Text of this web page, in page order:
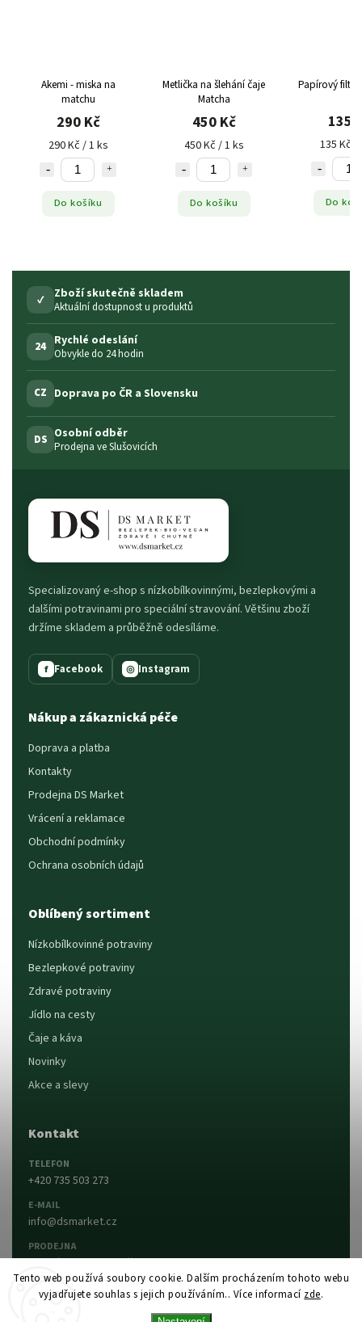
Tento web používá soubory cookie. Dalším procházením tohoto webu
vyjadřujete souhlas s jejich používáním.. Více informací zde.
Akemi - miska na
matchu
290 Kč
290 Kč / 1 ks
Do košíku
Metlička na šlehání čaje
Matcha
450 Kč
450 Kč / 1 ks
Do košíku
Papírový filtr,
135
135 Kč /
Do
✓ Zboží skutečně skladem
Aktuální dostupnost u produktů
24 Rychlé odeslání
Obvykle do 24 hodin
CZ Doprava po ČR a Slovensku
DS Osobní odběr
Prodejna ve Slušovicích
Specializovaný e-shop s nízkobílkovinnými, bezlepkovými a
dalšími potravinami pro speciální stravování. Většinu zboží
držíme skladem a průběžně odesíláme.
f Facebook ◎ Instagram
Nákup a zákaznická péče
Doprava a platba
Kontakty
Prodejna DS Market
Vrácení a reklamace
Obchodní podmínky
Ochrana osobních údajů
Oblíbený sortiment
Nízkobílkovinné potraviny
Bezlepkové potraviny
Zdravé potraviny
Jídlo na cesty
Čaje a káva
Novinky
Akce a slevy
Kontakt
TELEFON
+420 735 503 273
E-MAIL
info@dsmarket.cz
PRODEJNA
Dlouhá 90, 763 15 Slušovice
Napsat nám Prodejna a otevírací doba